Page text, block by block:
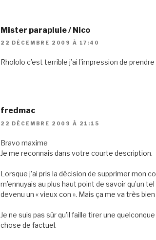
Mister parapluie / Nico
22 DÉCEMBRE 2009 À 17:40
Rhololo c’est terrible j’ai l’impression de
fredmac
22 DÉCEMBRE 2009 À 21:15
Bravo maxime
Je me reconnais dans votre courte description.
Lorsque j’ai pris la décision de supprimer mon
m’ennuyais au plus haut point de savoir qu’un
devenu un « vieux con ». Mais ça me va très
Je ne suis pas sûr qu’il faille tirer une
chose de factuel.